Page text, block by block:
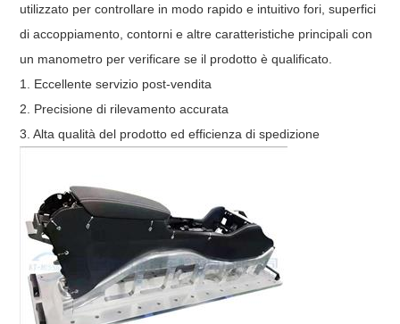
utilizzato per controllare in modo rapido e intuitivo fori, superfici
di accoppiamento, contorni e altre caratteristiche principali con
un manometro per verificare se il prodotto è qualificato.
1. Eccellente servizio post-vendita
2. Precisione di rilevamento accurata
3. Alta qualità del prodotto ed efficienza di spedizione